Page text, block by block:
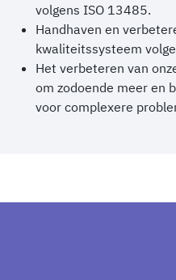
volgens ISO 13485.
Handhaven en
kwaliteitssysteem
Het verbeteren van
om zodoende meer en
voor complexere